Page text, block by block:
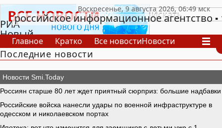
РИА
Новый
День
российское информационное агентство
Главное Кратко Все новостиНовости
В России
В мире
СпецпроектыПроекты Архив
Последние новости